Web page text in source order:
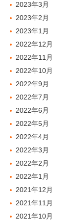
2023年3月
2023年2月
2023年1月
2022年12月
2022年11月
2022年10月
2022年9月
2022年7月
2022年6月
2022年5月
2022年4月
2022年3月
2022年2月
2022年1月
2021年12月
2021年11月
2021年10月